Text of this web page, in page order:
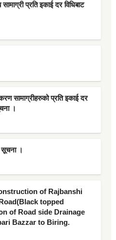
प्रति इकाई दर विधिबाट
सामाग्रीहरुको प्रति इकाई दर
।
सूचना ।
of Rajbanshi
topped
of Road side Drainage
Bazzar to Biring.